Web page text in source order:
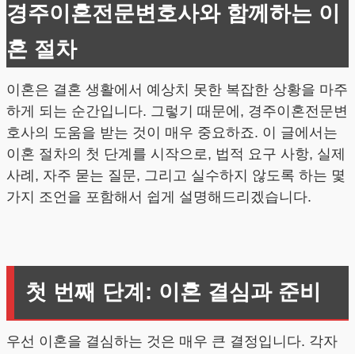
경주이혼전문변호사와 함께하는 이
혼 절차
이혼은 결혼 생활에서 예상치 못한 복잡한 상황을 마주
하게 되는 순간입니다. 그렇기 때문에, 경주이혼전문변
호사의 도움을 받는 것이 매우 중요하죠. 이 글에서는
이혼 절차의 첫 단계를 시작으로, 법적 요구 사항, 실제
사례, 자주 묻는 질문, 그리고 실수하지 않도록 하는 몇
가지 조언을 포함해서 쉽게 설명해드리겠습니다.
첫 번째 단계: 이혼 결심과 준비
우선 이혼을 결심하는 것은 매우 큰 결정입니다. 각자